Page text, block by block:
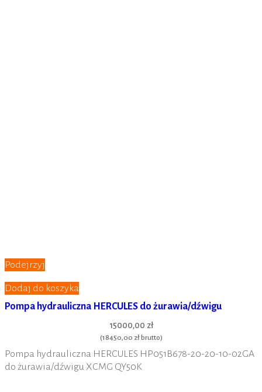
Podejrzyj
Dodaj do koszyka
Pompa hydrauliczna HERCULES do żurawia/dźwigu
15000,00 zł
(18450,00 złbrutto)
Pompa hydrauliczna HERCULES HP051B678-20-20-10-02GA
do żurawia/dźwigu XCMG QY50K